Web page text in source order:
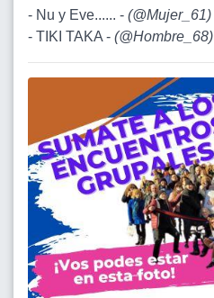
- Nu y Eve...... - (@Mujer_61)
- TIKI TAKA - (@Hombre_68)